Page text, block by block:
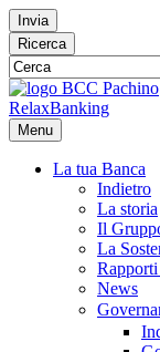
Invia
Ricerca
RelaxBanking
Menu
La tua Banca
Indietro
La storia
Il
La
News